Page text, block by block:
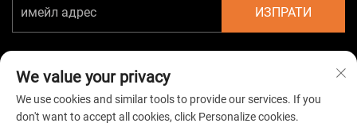
ИЗПРАТИ
Автоматично право © 2026 Китайска Taizhou HarsMarg
We value your privacy
We use cookies and similar tools to provide our services. If you
don't want to accept all cookies, click Personalize cookies.